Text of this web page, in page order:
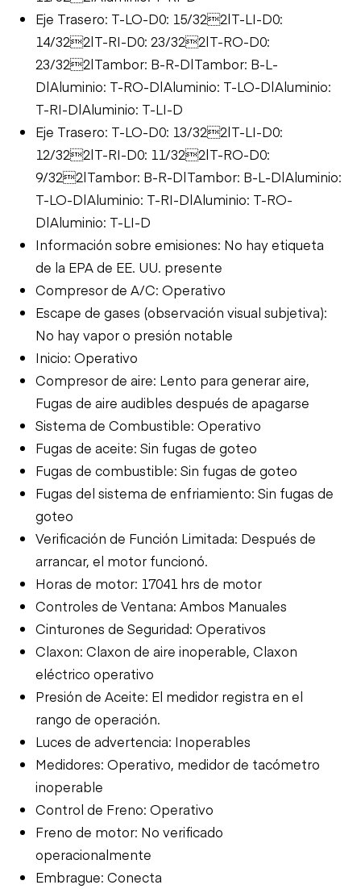
Eje Trasero: T-LO-D0: 15/322|T-LI-D0:
14/322|T-RI-D0: 23/322|T-RO-D0:
23/322|Tambor: B-R-D|Tambor: B-L-
D|Aluminio: T-RO-D|Aluminio: T-LO-D|Aluminio:
T-RI-D|Aluminio: T-LI-D
Eje Trasero: T-LO-D0: 13/322|T-LI-D0:
12/322|T-RI-D0: 11/322|T-RO-D0:
9/322|Tambor: B-R-D|Tambor: B-L-D|Aluminio:
T-LO-D|Aluminio: T-RI-D|Aluminio: T-RO-
D|Aluminio: T-LI-D
Información sobre emisiones: No hay etiqueta
de la EPA de EE. UU. presente
Compresor de A/C: Operativo
Escape de gases (observación visual subjetiva):
No hay vapor o presión notable
Inicio: Operativo
Compresor de aire: Lento para generar aire,
Fugas de aire audibles después de apagarse
Sistema de Combustible: Operativo
Fugas de aceite: Sin fugas de goteo
Fugas de combustible: Sin fugas de goteo
Fugas del sistema de enfriamiento: Sin fugas de
goteo
Verificación de Función Limitada: Después de
arrancar, el motor funcionó.
Horas de motor: 17041 hrs de motor
Controles de Ventana: Ambos Manuales
Cinturones de Seguridad: Operativos
Claxon: Claxon de aire inoperable, Claxon
eléctrico operativo
Presión de Aceite: El medidor registra en el
rango de operación.
Luces de advertencia: Inoperables
Medidores: Operativo, medidor de tacómetro
inoperable
Control de Freno: Operativo
Freno de motor: No verificado
operacionalmente
Embrague: Conecta